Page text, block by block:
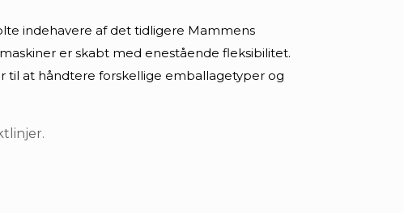
indehavere af det tidligere Mammens
er skabt med enestående fleksibilitet.
til at håndtere forskellige emballagetyper og